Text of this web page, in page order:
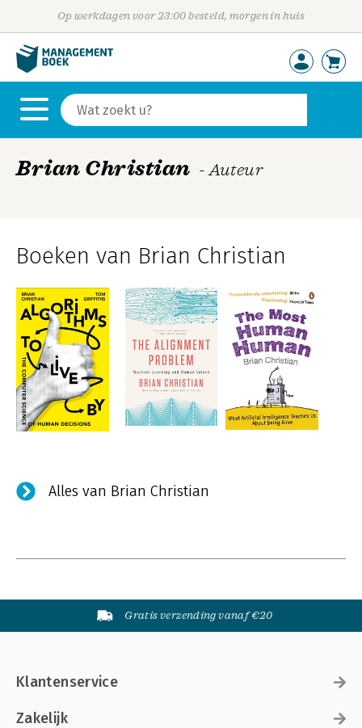
Op werkdagen voor 23:00 besteld, morgen in huis
Brian Christian - Auteur
Boeken van Brian Christian
Alles van Brian Christian
Gratis verzending vanaf €20
Klantenservice
Zakelijk